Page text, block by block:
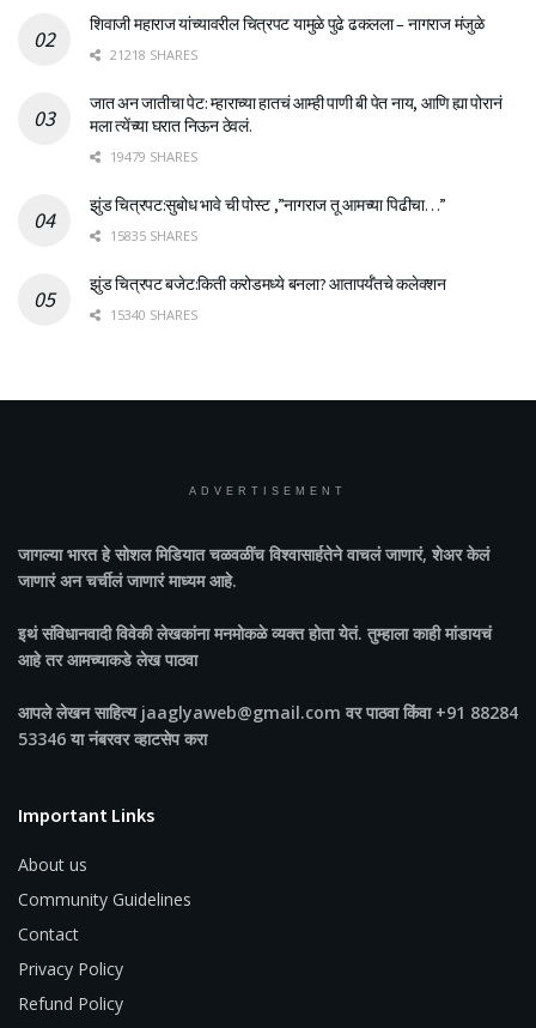
शिवाजी महाराज यांच्यावरील चित्रपट यामुळे पुढे ढकलला – नागराज मंजुळे
21218 SHARES
जात अन जातीचा पेट: म्हाराच्या हातचं आम्ही पाणी बी पेत नाय, आणि ह्या पोरानं
मला त्येंच्या घरात निऊन ठेवलं.
19479 SHARES
झुंड चित्रपट:सुबोध भावे ची पोस्ट ,”नागराज तू आमच्या पिढीचा…”
15835 SHARES
झुंड चित्रपट बजेट:किती करोडमध्ये बनला? आतापर्यँतचे कलेक्शन
15340 SHARES
ADVERTISEMENT
जागल्या भारतहे सोशल मिडियात चळवळींच विश्वासार्हतेने वाचलं जाणारं, शेअर केलं
जाणारं अन चर्चीलं जाणारं माध्यम आहे.
इथं संविधानवादी विवेकी लेखकांना मनमोकळे व्यक्त होता येतं. तुम्हाला काही मांडायचं
आहे तर आमच्याकडे लेख पाठवा
आपले लेखन साहित्य jaaglyaweb@gmail.com वर पाठवा किंवा +91 88284
53346 या नंबरवर व्हाटसेप करा
Important Links
About us
Community Guidelines
Contact
Privacy Policy
Refund Policy